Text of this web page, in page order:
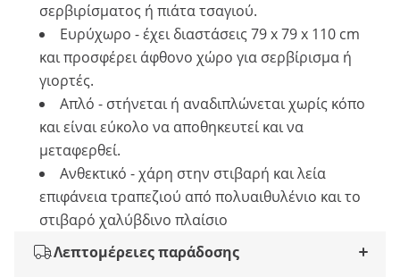
σερβιρίσματος ή πιάτα τσαγιού.
Ευρύχωρο - έχει διαστάσεις 79 x 79 x 110 cm
και προσφέρει άφθονο χώρο για σερβίρισμα ή
γιορτές.
Απλό - στήνεται ή αναδιπλώνεται χωρίς κόπο
και είναι εύκολο να αποθηκευτεί και να
μεταφερθεί.
Ανθεκτικό - χάρη στην στιβαρή και λεία
επιφάνεια τραπεζιού από πολυαιθυλένιο και το
στιβαρό χαλύβδινο πλαίσιο
Λεπτομέρειες παράδοσης